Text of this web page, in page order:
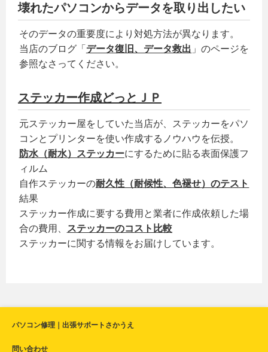
壊れたパソコンからデータを取り出したい
そのデータの重要度により対処方法が異なります。
当店のブログ「 データ復旧、データ救出 」のページを
参照なさってください。
ステッカー作成どっとＪＰ
元ステッカー屋をしていた当店が、ステッカーをパソ
コンとプリンターを使い作成するノウハウを伝授。
防水（耐水）ステッカーにするために貼る表面保護フ
ィルム
自作ステッカーの耐久性（耐候性、色褪せ）のテスト
結果
ステッカー作成に要する費用と業者に作成依頼した場
合の費用、
ステッカーのコスト比較
ステッカーに関する情報をお届けしています。
パソコン修理｜出張サポートさかうえ
問い合わせ